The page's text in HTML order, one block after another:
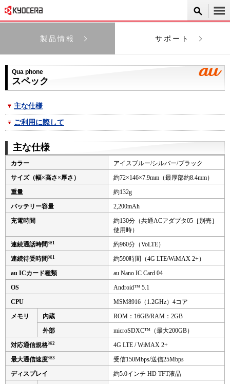
製品情報 サポート
Qua phone
スペック
主な仕様
ご利用に際して
主な仕様
カラー
アイスブルー/シルバー/ブラック
サイズ（幅×高さ×厚さ）
約72×146×7.9mm（最厚部約8.4mm）
重量
約132g
バッテリー容量
2,200mAh
充電時間
約130分（共通ACアダプタ05［別売］
使用時）
連続通話時間 ※1
約960分（VoLTE）
連続待受時間 ※1
約590時間（4G LTE/WiMAX 2+）
au ICカード種類
au Nano IC Card 04
OS
Android™ 5.1
CPU
MSM8916（1.2GHz）4コア
メモリ
内蔵
ROM：16GB/RAM：2GB
外部
microSDXC™（最大200GB）
対応通信規格※2
4G LTE / WiMAX 2+
最大通信速度※3
受信150Mbps/送信25Mbps
ディスプレイ
約5.0インチ HD TFT液晶